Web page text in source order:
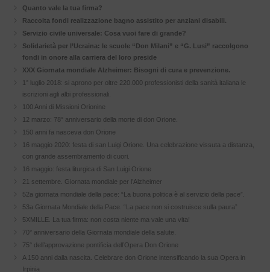
Quanto vale la tua firma?
Raccolta fondi realizzazione bagno assistito per anziani disabili.
Servizio civile universale: Cosa vuoi fare di grande?
Solidarietà per l’Ucraina: le scuole “Don Milani” e “G. Lusi” raccolgono
fondi in onore alla carriera del loro preside
XXX Giornata mondiale Alzheimer: Bisogni di cura e prevenzione.
1° luglio 2018: si aprono per oltre 220.000 professionisti della sanità italiana le
iscrizioni agli albi professionali.
100 Anni di Missioni Orionine
12 marzo: 78° anniversario della morte di don Orione.
150 anni fa nasceva don Orione
16 maggio 2020: festa di san Luigi Orione. Una celebrazione vissuta a distanza,
con grande assembramento di cuori.
16 maggio: festa liturgica di San Luigi Orione
21 settembre. Giornata mondiale per l’Alzheimer
52a giornata mondiale della pace: “La buona politica è al servizio della pace”.
53a Giornata Mondiale della Pace. “La pace non si costruisce sulla paura”
5XMILLE. La tua firma: non costa niente ma vale una vita!
70° anniversario della Giornata mondiale della salute.
75° dell’approvazione pontificia dell’Opera Don Orione
A 150 anni dalla nascita. Celebrare don Orione intensificando la sua Opera in
Irpinia